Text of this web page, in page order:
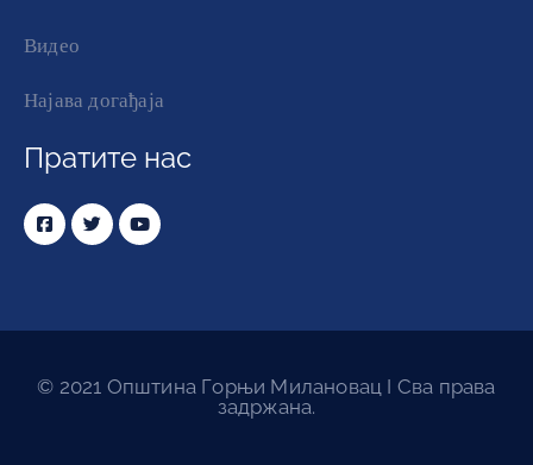
Видео
Најава догађаја
Пратите нас
© 2021 Општина Горњи Милановац I Сва права
задржана.